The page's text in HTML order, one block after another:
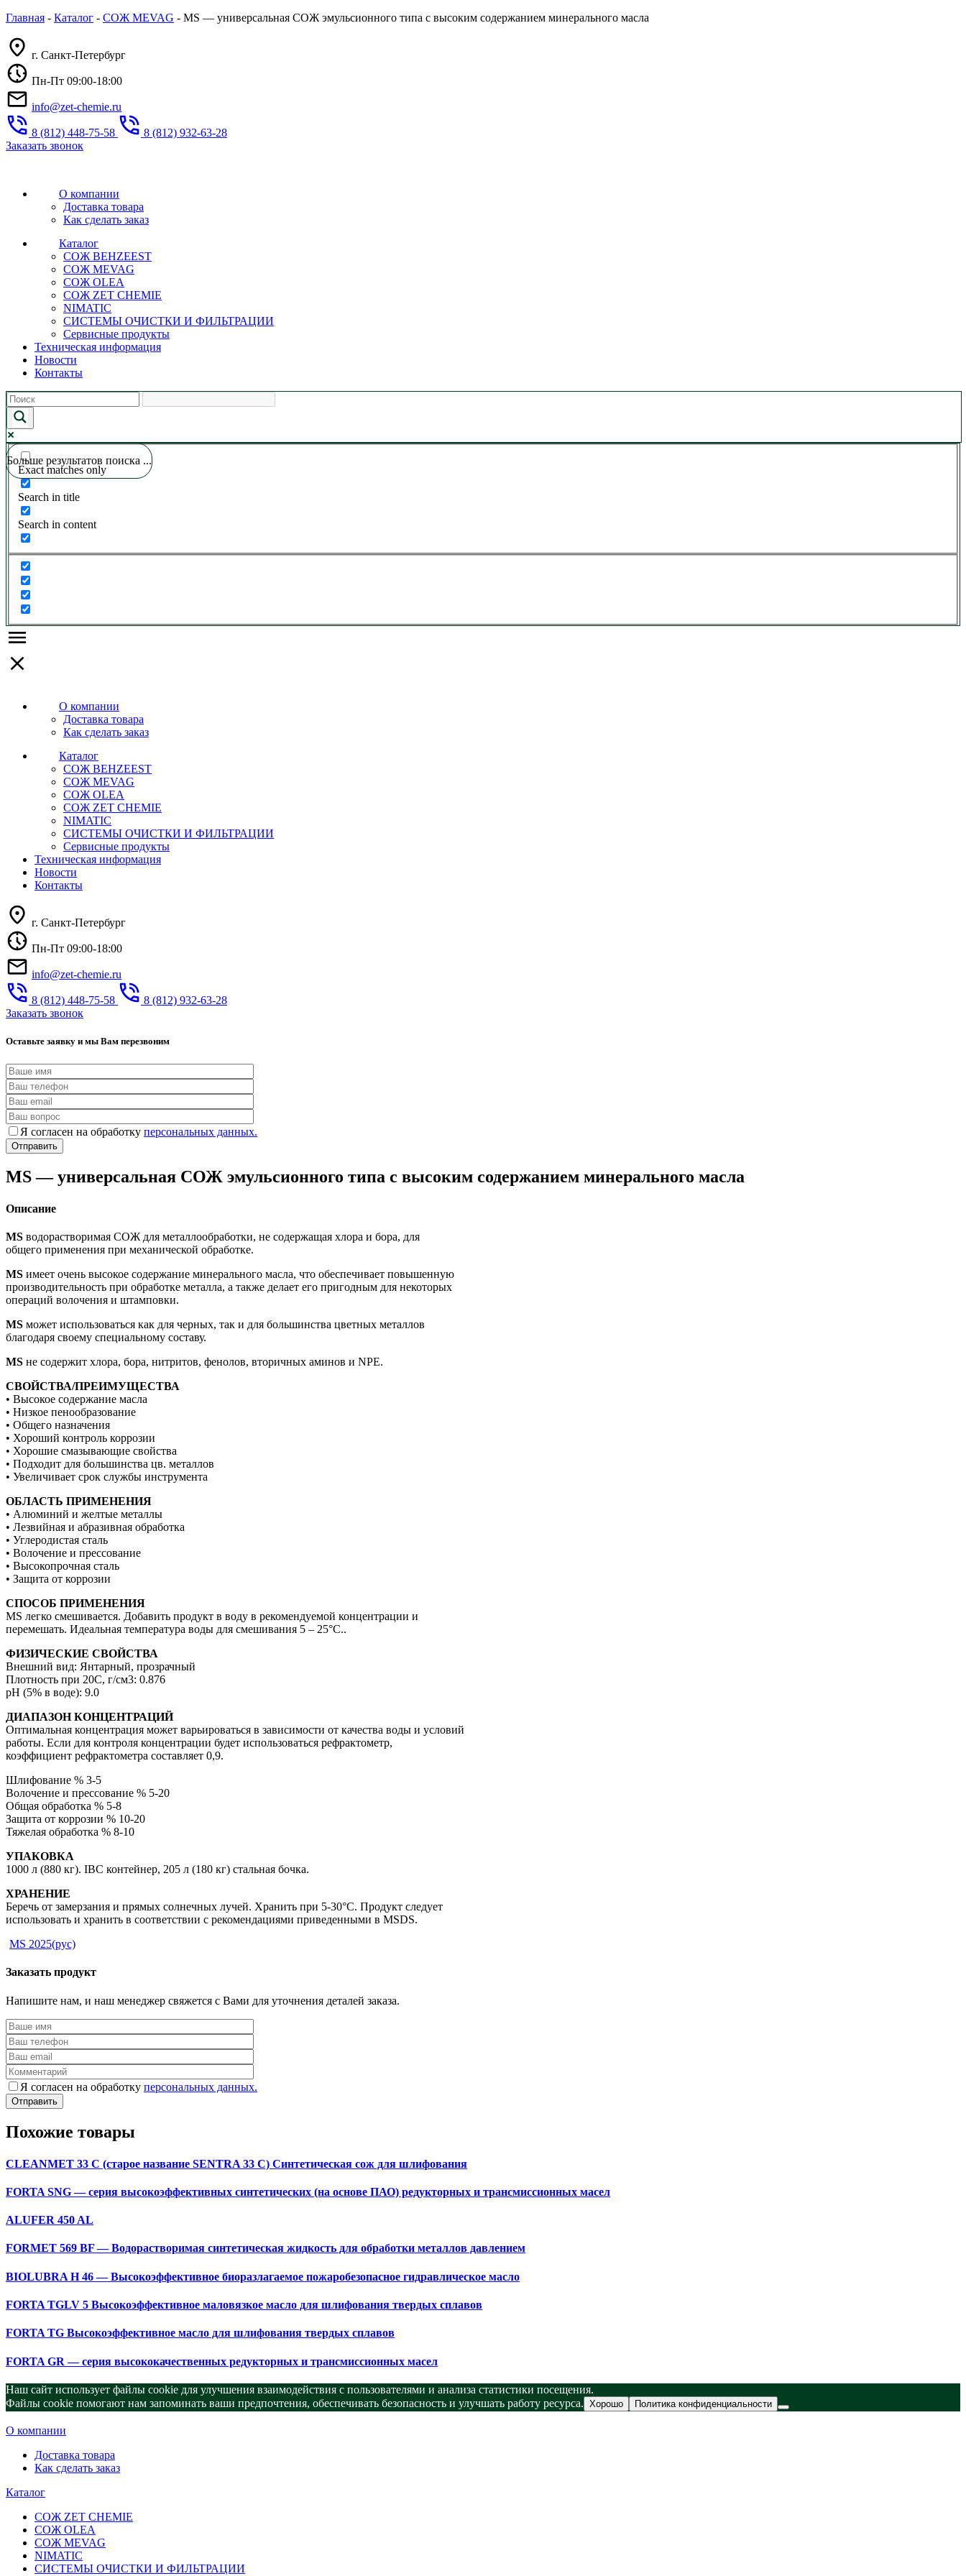
Главная - Каталог - СОЖ MEVAG - MS — универсальная СОЖ эмульсионного типа с высоким содержанием минерального масла
г. Санкт-Петербург
Пн-Пт 09:00-18:00
info@zet-chemie.ru
8 (812) 448-75-58
8 (812) 932-63-28
Заказать звонок
О компании
Доставка товара
Как сделать заказ
Каталог
СОЖ BEHZEEST
СОЖ MEVAG
СОЖ OLEA
СОЖ ZET CHEMIE
NIMATIC
СИСТЕМЫ ОЧИСТКИ И ФИЛЬТРАЦИИ
Сервисные продукты
Техническая информация
Новости
Контакты
Больше результатов поиска ...
Exact matches only
Search in title
Search in content
О компании
Доставка товара
Как сделать заказ
Каталог
СОЖ BEHZEEST
СОЖ MEVAG
СОЖ OLEA
СОЖ ZET CHEMIE
NIMATIC
СИСТЕМЫ ОЧИСТКИ И ФИЛЬТРАЦИИ
Сервисные продукты
Техническая информация
Новости
Контакты
г. Санкт-Петербург
Пн-Пт 09:00-18:00
info@zet-chemie.ru
8 (812) 448-75-58
8 (812) 932-63-28
Заказать звонок
Оставьте заявку и мы Вам перезвоним
Я согласен на обработку персональных данных.
MS — универсальная СОЖ эмульсионного типа с высоким содержанием минерального масла
Описание
MS водорастворимая СОЖ для металлообработки, не содержащая хлора и бора, для
общего применения при механической обработке.
MS имеет очень высокое содержание минерального масла, что обеспечивает повышенную
производительность при обработке металла, а также делает его пригодным для некоторых
операций волочения и штамповки.
MS может использоваться как для черных, так и для большинства цветных металлов
благодаря своему специальному составу.
MS не содержит хлора, бора, нитритов, фенолов, вторичных аминов и NPE.
СВОЙСТВА/ПРЕИМУЩЕСТВА
• Высокое содержание масла
• Низкое пенообразование
• Общего назначения
• Хороший контроль коррозии
• Хорошие смазывающие свойства
• Подходит для большинства цв. металлов
• Увеличивает срок службы инструмента
ОБЛАСТЬ ПРИМЕНЕНИЯ
• Алюминий и желтые металлы
• Лезвийная и абразивная обработка
• Углеродистая сталь
• Волочение и прессование
• Высокопрочная сталь
• Защита от коррозии
СПОСОБ ПРИМЕНЕНИЯ
MS легко смешивается. Добавить продукт в воду в рекомендуемой концентрации и
перемешать. Идеальная температура воды для смешивания 5 – 25°С..
ФИЗИЧЕСКИЕ СВОЙСТВА
Внешний вид: Янтарный, прозрачный
Плотность при 20C, г/см3: 0.876
pH (5% в воде): 9.0
ДИАПАЗОН КОНЦЕНТРАЦИЙ
Оптимальная концентрация может варьироваться в зависимости от качества воды и условий
работы. Если для контроля концентрации будет использоваться рефрактометр,
коэффициент рефрактометра составляет 0,9.
Шлифование % 3-5
Волочение и прессование % 5-20
Общая обработка % 5-8
Защита от коррозии % 10-20
Тяжелая обработка % 8-10
УПАКОВКА
1000 л (880 кг). IBC контейнер, 205 л (180 кг) стальная бочка.
ХРАНЕНИЕ
Беречь от замерзания и прямых солнечных лучей. Хранить при 5-30°C. Продукт следует
использовать и хранить в соответствии с рекомендациями приведенными в MSDS.
MS 2025(рус)
Заказать продукт
Напишите нам, и наш менеджер свяжется с Вами для уточнения деталей заказа.
Я согласен на обработку персональных данных.
Похожие товары
CLEANMET 33 C (старое название SENTRA 33 C) Cинтетическая сож для шлифования
FORTA SNG — серия высокоэффективных синтетических (на основе ПАО) редукторных и трансмиссионных масел
ALUFER 450 AL
FORMET 569 BF — Водорастворимая синтетическая жидкость для обработки металлов давлением
BIOLUBRA H 46 — Высокоэффективное биоразлагаемое пожаробезопасное гидравлическое масло
FORTA TGLV 5 Высокоэффективное маловязкое масло для шлифования твердых сплавов
FORTA TG Высокоэффективное масло для шлифования твердых сплавов
FORTA GR — серия высококачественных редукторных и трансмиссионных масел
Наш сайт использует файлы cookie для улучшения взаимодействия с пользователями и анализа статистики посещения.
Файлы cookie помогают нам запоминать ваши предпочтения, обеспечивать безопасность и улучшать работу ресурса. Хорошо Политика конфиденциальности
О компании
Доставка товара
Как сделать заказ
Каталог
СОЖ ZET CHEMIE
СОЖ OLEA
СОЖ MEVAG
NIMATIC
СИСТЕМЫ ОЧИСТКИ И ФИЛЬТРАЦИИ